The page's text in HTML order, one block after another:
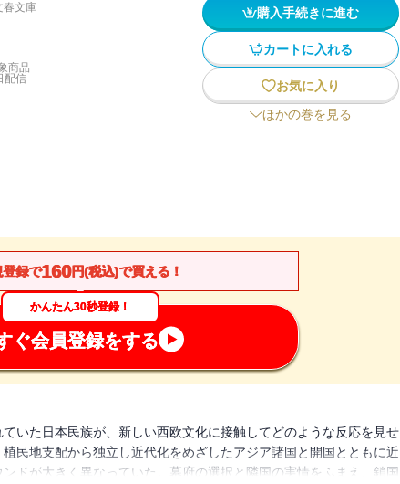
春文庫
商品
配信
購入手続きに進む
カートに入れる
お気に入り
ほかの巻を見る
登録で160円(税込)で買える！
かんたん30秒登録！
ぐ会員登録をする
いた日本民族が、新しい西欧文化に接触してどのような反応を見せ
民地支配から独立し近代化をめざしたアジア諸国と開国とともに近
ドが大きく異なっていた。幕府の選択と隣国の実情をふまえ、鎖国